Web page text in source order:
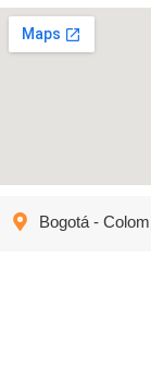
Bogotá -